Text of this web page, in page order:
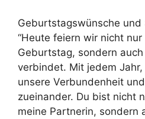
Geburtstagswünsche und
“Heute feiern wir nicht
Geburtstag, sondern
verbindet. Mit jedem
unsere Verbundenheit
zueinander. Du bist nicht
meine Partnerin, sondern